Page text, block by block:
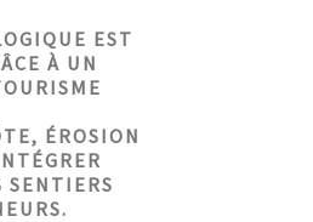
EST
À UN
ÉROSION
SENTIERS